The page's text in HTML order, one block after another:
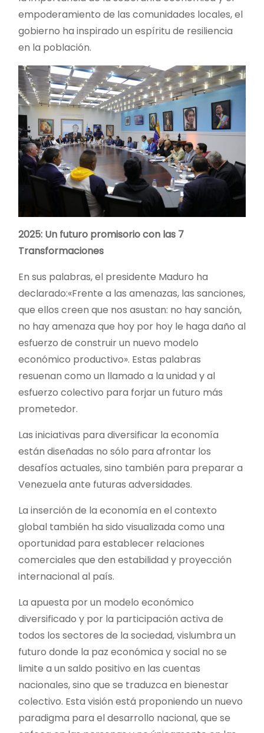
empoderamiento de las comunidades locales, el
gobierno ha inspirado un espíritu de resiliencia
en la población.
2025: Un futuro promisorio con las 7
Transformaciones
En sus palabras, el presidente Maduro ha
declarado:«Frente a las amenazas, las sanciones,
que ellos creen que nos asustan: no hay sanción,
no hay amenaza que hoy por hoy le haga daño al
esfuerzo de construir un nuevo modelo
económico productivo». Estas palabras
resuenan como un llamado a la unidad y al
esfuerzo colectivo para forjar un futuro más
prometedor.
Las iniciativas para diversificar la economía
están diseñadas no sólo para afrontar los
desafíos actuales, sino también para preparar a
Venezuela ante futuras adversidades.
La inserción de la economía en el contexto
global también ha sido visualizada como una
oportunidad para establecer relaciones
comerciales que den estabilidad y proyección
internacional al país.
La apuesta por un modelo económico
diversificado y por la participación activa de
todos los sectores de la sociedad, vislumbra un
futuro donde la paz económica y social no se
limite a un saldo positivo en las cuentas
nacionales, sino que se traduzca en bienestar
colectivo. Esta visión está proponiendo un nuevo
paradigma para el desarrollo nacional, que se